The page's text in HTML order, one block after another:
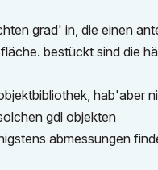
grad' in, die einen
bestückt sind die
hab'aber
gdl objekten
abmessungen